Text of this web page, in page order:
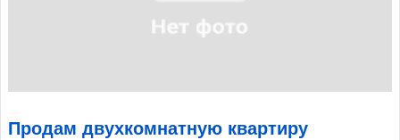
Продам двухкомнатную квартиру